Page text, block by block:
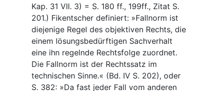
Kap. 31 VII. 3) = S. 180 ff., 199ff., Zitat S.
201.) Fikentscher definiert: »Fallnorm ist
diejenige Regel des objektiven Rechts, die
einem lösungsbedürftigen Sachverhalt
eine ihn regelnde Rechtsfolge zuordnet.
Die Fallnorm ist der Rechtssatz im
technischen Sinne.« (Bd. IV S. 202), oder
S. 382: »Da fast jeder Fall vom anderen